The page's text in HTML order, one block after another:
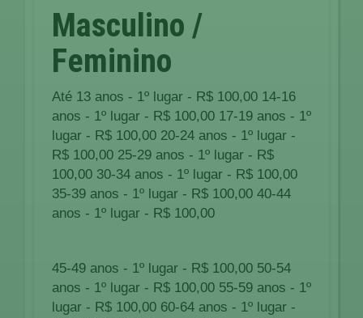
Masculino /
Feminino
Até 13 anos - 1º lugar - R$ 100,00 14-16
anos - 1º lugar - R$ 100,00 17-19 anos - 1º
lugar - R$ 100,00 20-24 anos - 1º lugar -
R$ 100,00 25-29 anos - 1º lugar - R$
100,00 30-34 anos - 1º lugar - R$ 100,00
35-39 anos - 1º lugar - R$ 100,00 40-44
anos - 1º lugar - R$ 100,00
45-49 anos - 1º lugar - R$ 100,00 50-54
anos - 1º lugar - R$ 100,00 55-59 anos - 1º
lugar - R$ 100,00 60-64 anos - 1º lugar -